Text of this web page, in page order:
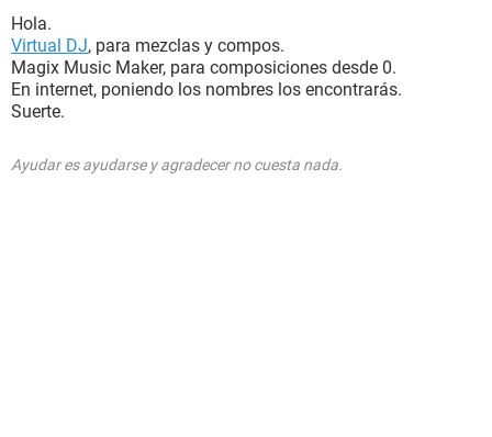
Hola.
Virtual DJ, para mezclas y compos.
Magix Music Maker, para composiciones desde 0.
En internet, poniendo los nombres los encontrarás.
Suerte.
Ayudar es ayudarse y agradecer no cuesta nada.